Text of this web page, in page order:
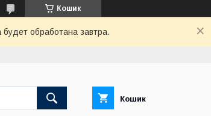
Кошик
обработана завтра.
Кошик